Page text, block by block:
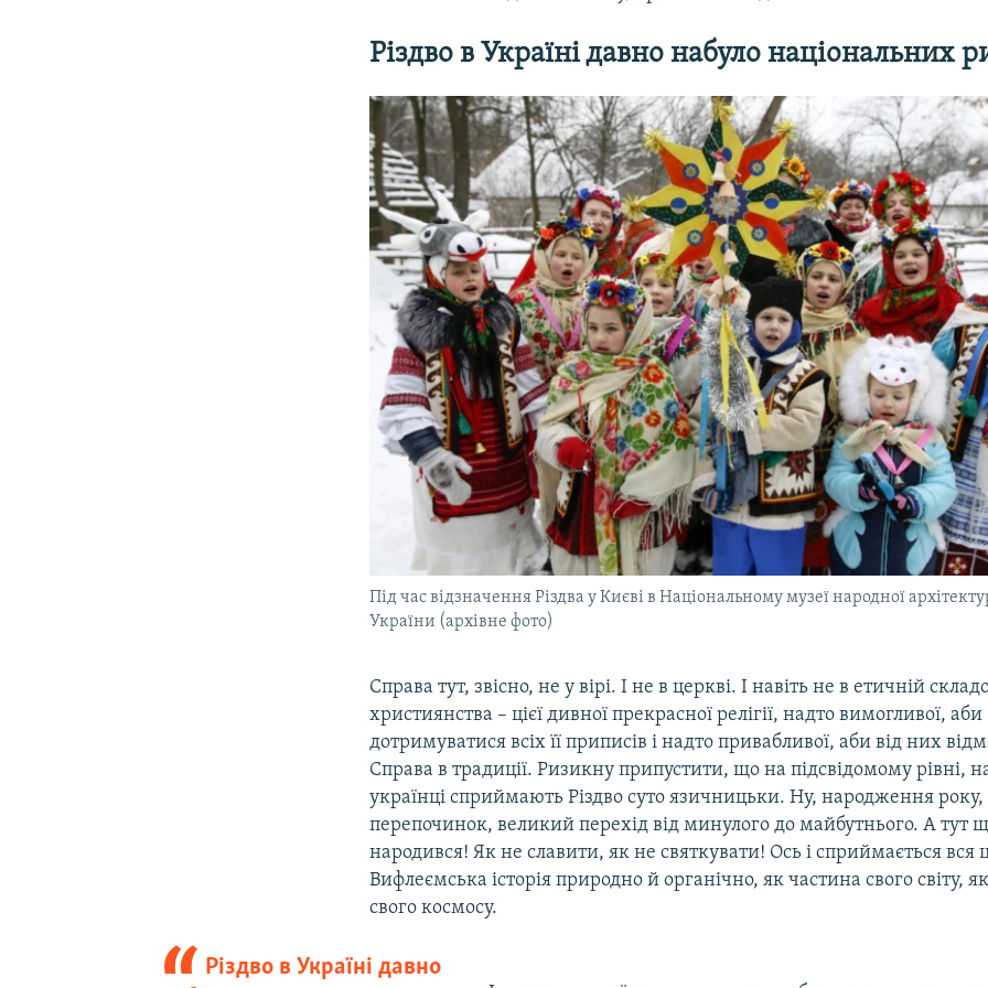
Різдво в Україні давно набуло національних
Під час відзначення Різдва у Києві в Національному музеї народної
України (архівне фото)
Справа тут, звісно, не у вірі. І не в церкві. І навіть не в етичній
християнства – цієї дивної прекрасної релігії, надто вимогливої, аби
дотримуватися всіх її приписів і надто привабливої, аби від них
Справа в традиції. Ризикну припустити, що на підсвідомому рівні,
українці сприймають Різдво суто язичницьки. Ну, народження
перепочинок, великий перехід від минулого до майбутнього. А тут
народився! Як не славити, як не святкувати! Ось і сприймається вся
Вифлеємська історія природно й органічно, як частина свого світу,
свого космосу.
Різдво в Україні давно